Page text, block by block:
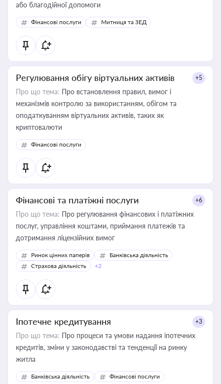
або благодійної допомоги
Фінансові послуги Митниця та ЗЕД
Регулювання обігу віртуальних активів +5
Про що тема: Про встановлення правил, вимог і
механізмів контролю за використанням, обігом та
оподаткуванням віртуальних активів, таких як
криптовалюти
Фінансові послуги
Фінансові та платіжні послуги +6
Про що тема: Про регулювання фінансових і платіжних
послуг, управління коштами, приймання платежів та
дотримання ліцензійних вимог
Ринок цінних паперів
Банківська діяльність
Страхова діяльність
+2
Іпотечне кредитування +3
Про що тема: Про процеси та умови надання іпотечних
кредитів, зміни у законодавстві та тенденції на ринку
житла
Банківська діяльність Фінансові послуги